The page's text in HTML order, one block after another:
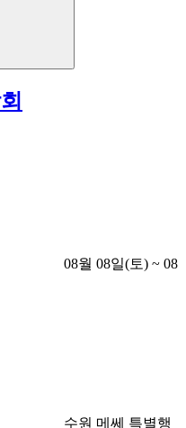
08월 08일(토) ~ 08
수원 메쎄 특별행